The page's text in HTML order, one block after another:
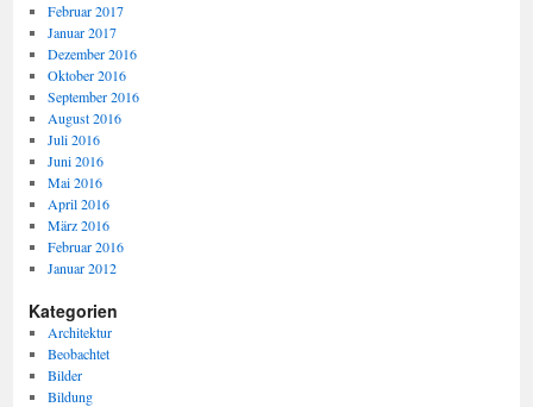
Februar 2017
Januar 2017
Dezember 2016
Oktober 2016
September 2016
August 2016
Juli 2016
Juni 2016
Mai 2016
April 2016
März 2016
Februar 2016
Januar 2012
Kategorien
Architektur
Beobachtet
Bilder
Bildung